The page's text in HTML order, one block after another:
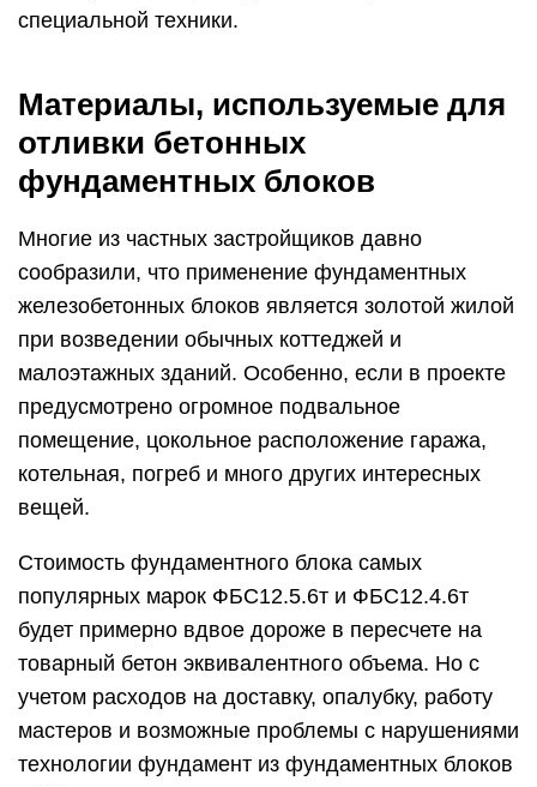
специальной техники.
Материалы, используемые для
отливки бетонных
фундаментных блоков
Многие из частных застройщиков давно
сообразили, что применение фундаментных
железобетонных блоков является золотой жилой
при возведении обычных коттеджей и
малоэтажных зданий. Особенно, если в проекте
предусмотрено огромное подвальное
помещение, цокольное расположение гаража,
котельная, погреб и много других интересных
вещей.
Стоимость фундаментного блока самых
популярных марок ФБС12.5.6т и ФБС12.4.6т
будет примерно вдвое дороже в пересчете на
товарный бетон эквивалентного объема. Но с
учетом расходов на доставку, опалубку, работу
мастеров и возможные проблемы с нарушениями
технологии фундамент из фундаментных блоков